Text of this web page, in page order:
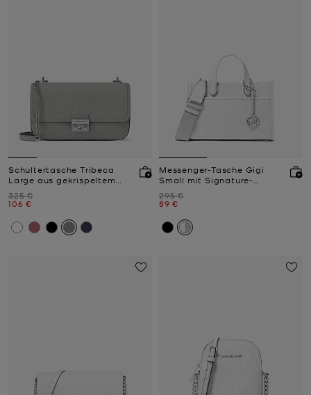
Schultertasche Tribeca
Large aus gekrispeltem
Zuvor
325 €
Jetzt
106 €
Messenger-Tasche Gigi
Small mit Signature-
Zuvor
295 €
Jetzt
89 €